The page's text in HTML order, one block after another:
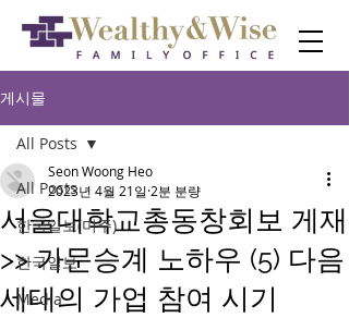
게시물
All Posts
한국일보(미주)
한국일보
Media
All Posts
서울대학교총동창회보 게재
>> 가문승계 노하우 (5) 다음
세대의 가업 참여 시기
Seon Woong Heo
2023년 4월 21일 2분 분량